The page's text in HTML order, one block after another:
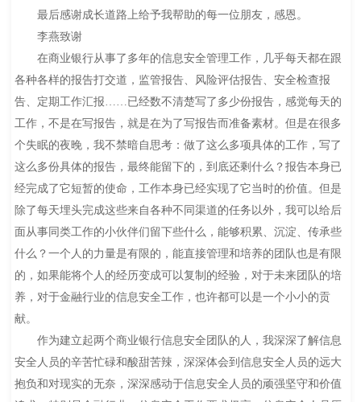
最后感谢成长道路上给予我帮助的每一位朋友，感恩。
李燕致谢
在商业银行从事了多年的信息安全管理工作，几乎每天都在跟
各种各样的报告打交道，监管报告、风险评估报告、安全检查报
告、定期工作汇报……已经数不清楚写了多少份报告，感觉每天的
工作，不是在写报告，就是在为了写报告而准备素材。但是在很多
个失眠的夜晚，我不禁暗自思考：做了这么多项具体的工作，写了
这么多份具体的报告，最终能留下的，到底还剩什么？报告本身已
经完成了它短暂的使命，工作本身已经实现了它当时的价值。但是
除了每天埋头完成这些来自各种不同渠道的任务以外，我可以给后
面从事同类工作的小伙伴们留下些什么，能够积累、沉淀、传承些
什么？一个人的力量是有限的，能直接管理和培养的团队也是有限
的，如果能将个人的经历变成可以复制的经验，对于未来团队的培
养，对于金融行业的信息安全工作，也许都可以是一个小小的贡
献。
作为建立起两个商业银行信息安全团队的人，我深深了解信息
安全人员的辛苦忙碌和酸甜苦辣，深深体会到信息安全人员的远大
抱负和对现实的无奈，深深感动于信息安全人员的顽强坚守和价值